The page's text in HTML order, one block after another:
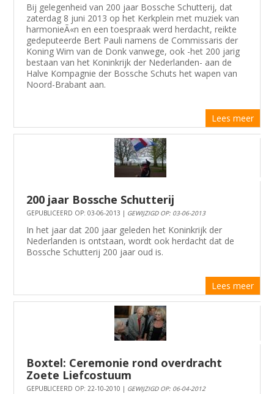
Bij gelegenheid van 200 jaar Bossche Schutterij, dat
zaterdag 8 juni 2013 op het Kerkplein met muziek van
harmonieÃ«n en een toespraak werd herdacht, reikte
gedeputeerde Bert Pauli namens de Commissaris der
Koning Wim van de Donk vanwege, ook -het 200 jarig
bestaan van het Koninkrijk der Nederlanden- aan de
Halve Kompagnie der Bossche Schuts het wapen van
Noord-Brabant aan.
Lees meer
200 jaar Bossche Schutterij
GEPUBLICEERD OP: 03-06-2013 | GEWIJZIGD OP: 03-06-2013
In het jaar dat 200 jaar geleden het Koninkrijk der
Nederlanden is ontstaan, wordt ook herdacht dat de
Bossche Schutterij 200 jaar oud is.
Lees meer
Boxtel: Ceremonie rond overdracht
Zoete Liefcostuum
GEPUBLICEERD OP: 22-10-2010 | GEWIJZIGD OP: 06-04-2012